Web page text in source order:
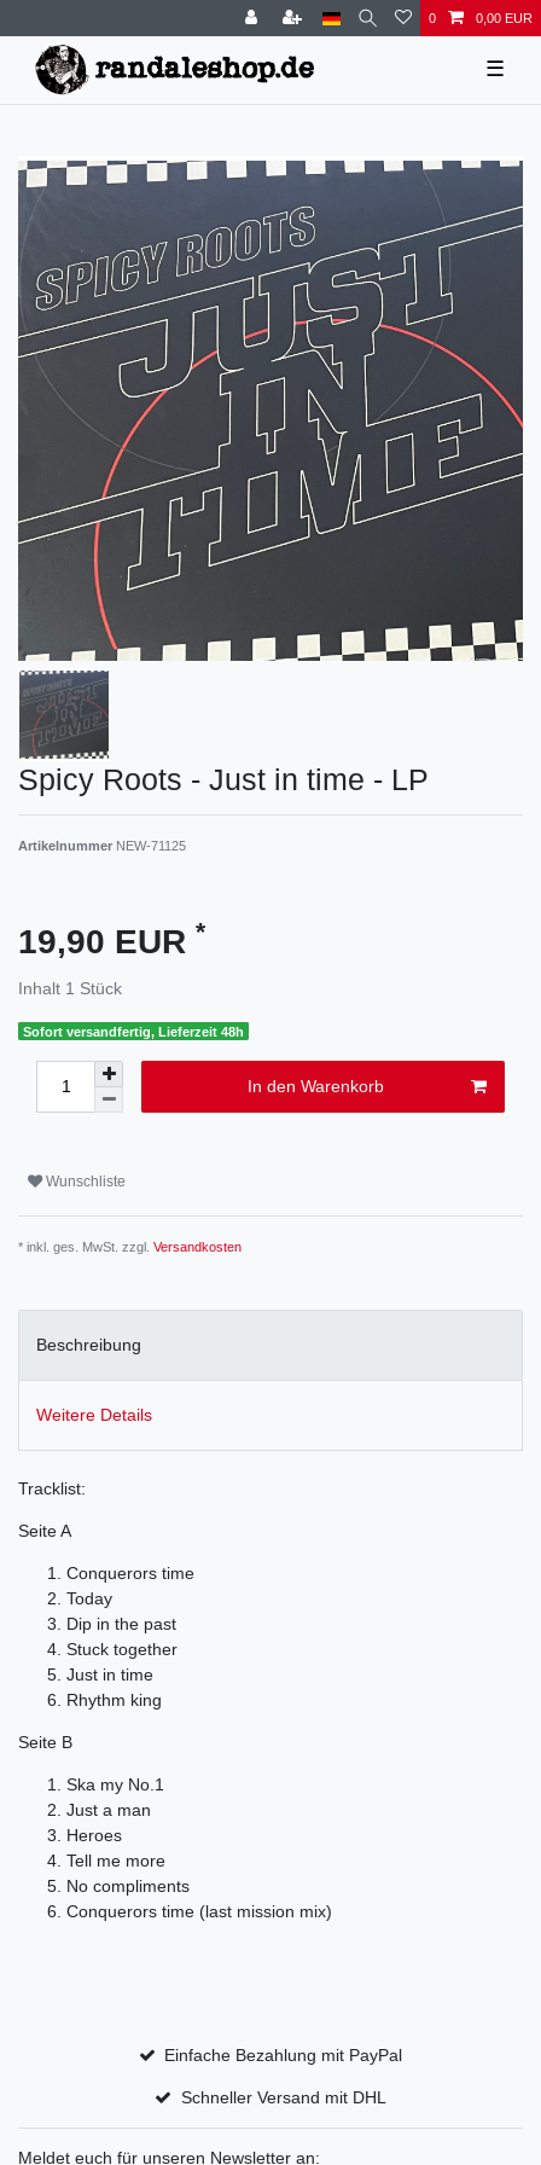
0 0,00 EUR
☰
Spicy Roots - Just in time - LP
Artikelnummer NEW-71125
19,90 EUR *
Inhalt 1 Stück
Sofort versandfertig, Lieferzeit 48h
In den Warenkorb
Wunschliste
* inkl. ges. MwSt. zzgl. Versandkosten
Beschreibung
Weitere Details
Tracklist:
Seite A
Conquerors time
Today
Dip in the past
Stuck together
Just in time
Rhythm king
Seite B
Ska my No.1
Just a man
Heroes
Tell me more
No compliments
Conquerors time (last mission mix)
Einfache Bezahlung mit PayPal
Schneller Versand mit DHL
Meldet euch für unseren Newsletter an: